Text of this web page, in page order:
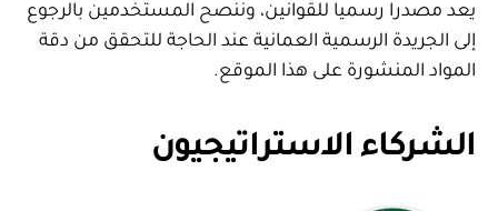
يعد مصدرا رسميا للقوانين، وننصح المستخدمين بالرجوع
إلى الجريدة الرسمية العمانية عند الحاجة للتحقق من دقة
المواد المنشورة على هذا الموقع.
الشركاء الاستراتيجيون